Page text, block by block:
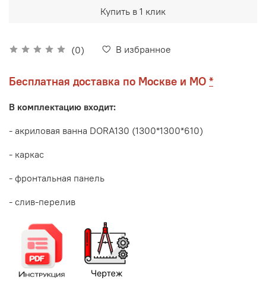
(0) В избранное
Купить в 1 клик
Бесплатная доставка по Москве и МО *
В комплектацию входит:
- акриловая ванна DORA130 (1300*1300*610)
- каркас
- фронтальная панель
- слив-перелив